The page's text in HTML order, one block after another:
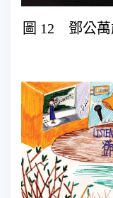
圖 12 鄧公萬